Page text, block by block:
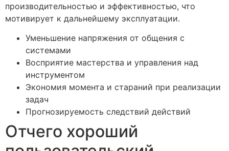
производительностью и эффективностью, что
мотивирует к дальнейшему эксплуатации.
Уменьшение напряжения от общения с
системами
Восприятие мастерства и управления над
инструментом
Экономия момента и стараний при реализации
задач
Прогнозируемость следствий действий
Отчего хороший